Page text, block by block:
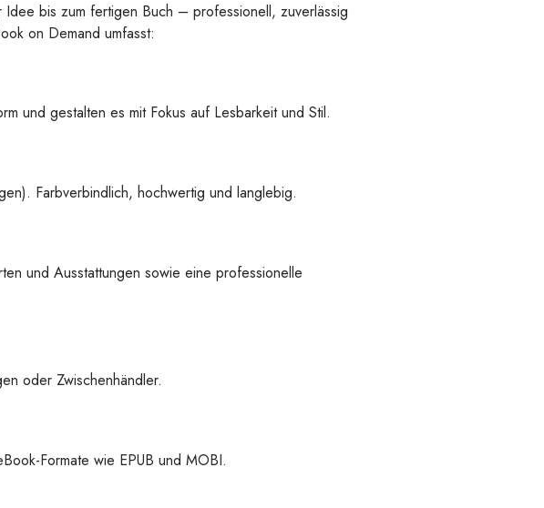
bis zum fertigen Buch – professionell, zuverlässig
on Demand umfasst:
und gestalten es mit Fokus auf Lesbarkeit und Stil.
Farbverbindlich, hochwertig und langlebig.
und Ausstattungen sowie eine professionelle
oder Zwischenhändler.
Formate wie EPUB und MOBI.